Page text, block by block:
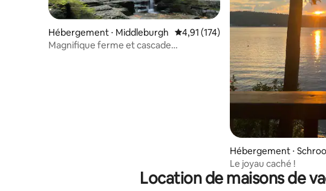
Hébergement ⋅ Middleburgh Évaluation moyenne sur la base de
4,91 (174)
Magnifique ferme et cascade
Hébergement ⋅
e
Le joyau caché !
Location de maisons de